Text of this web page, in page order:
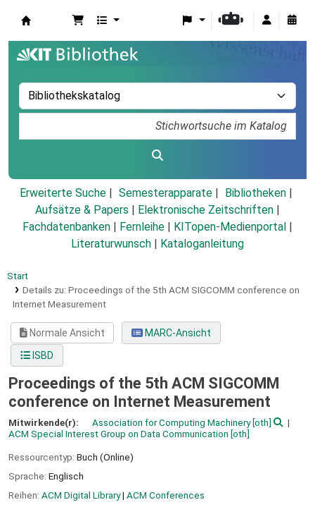
Erweiterte Suche Semesterapparate
Bibliotheken
Aufsätze & Papers
Elektronische Zeitschriften
Fachdatenbanken
Fernleihe KITopen-Medienportal
Literaturwunsch
Kataloganleitung
Start
Details zu: Proceedings of the 5th ACM SIGCOMM conference on
Internet Measurement
Normale Ansicht
MARC-Ansicht
ISBD
Proceedings of the 5th ACM SIGCOMM
conference on Internet Measurement
Mitwirkende(r): Association for Computing Machinery[oth]
ACM Special Interest Group on Data Communication [oth]
Ressourcentyp: Buch (Online)
Sprache: Englisch
Reihen: ACM Digital Library| ACM Conferences